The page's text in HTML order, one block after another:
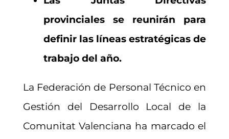
provinciales se reunirán para
definir las líneas estratégicas de
trabajo del año.
La Federación de Personal Técnico en
Gestión del Desarrollo Local de la
Comunitat Valenciana ha marcado el